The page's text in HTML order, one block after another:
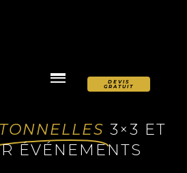
DEVIS
GRATUIT
TONNELLES 3×3 ET
ÉVÉNEMENTS